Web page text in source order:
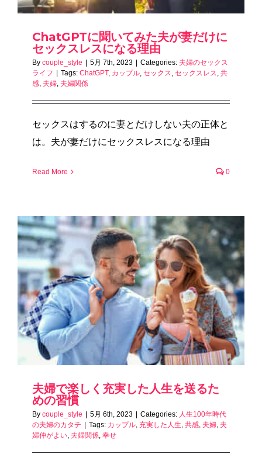
ChatGPTに聞いてみた夫が妻だけに
セックスレスになる理由
By couple_style | 5月 7th, 2023 | Categories: 夫婦のセックス
ライフ | Tags: ChatGPT, カップル セックス セックスレス 共
感 夫婦 夫婦関係
セックスはするのに妻とだけしない夫の正体と
は。夫が妻だけにセックスレスになる理由
Read More 0
夫婦で楽しく充実した人生を送るた
めの習慣
By couple_style | 5月 6th, 2023 | Categories: 人生100年時代
の夫婦のカタチ | Tags: カップル, 充実した人生, 共感, 夫婦, 夫
婦仲がよい, 夫婦関係, 幸せ